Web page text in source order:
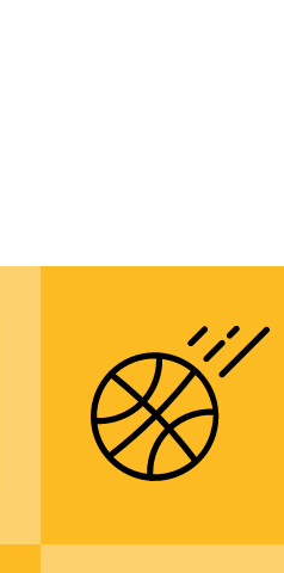
pro tělesnou
výchovu a
sportovní činnist